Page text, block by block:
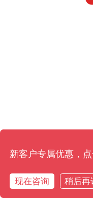
新客户专属优惠，
现在咨询 稍后再
在线咨询